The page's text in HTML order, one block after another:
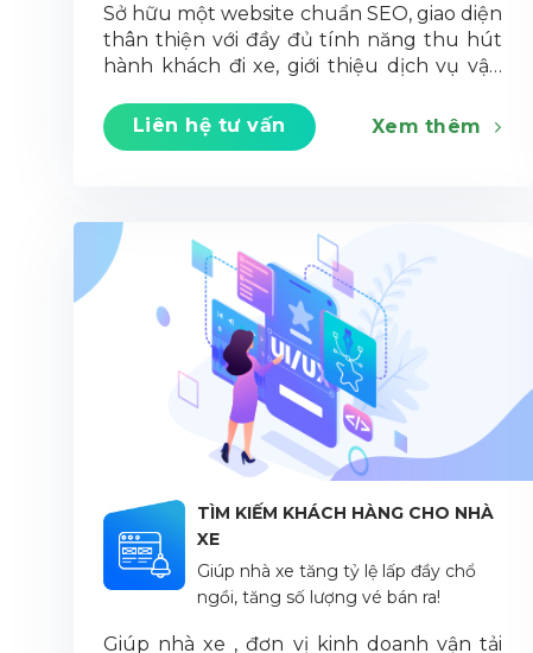
Sở hữu một website chuẩn SEO, giao diện
thân thiện với đầy đủ tính năng thu hút
hành khách đi xe, giới thiệu dịch vụ vận
Liên hệ tư vấn
Xem thêm
TÌM KIẾM KHÁCH HÀNG CHO NHÀ
XE
Giúp nhà xe tăng tỷ lệ lấp đầy chổ
ngồi, tăng số lượng vé bán ra!
Giúp nhà xe , đơn vị kinh doanh vận tải